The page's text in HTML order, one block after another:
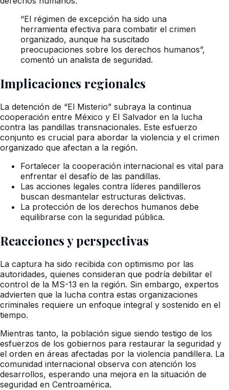
“El régimen de excepción ha sido una
herramienta efectiva para combatir el crimen
organizado, aunque ha suscitado
preocupaciones sobre los derechos humanos”,
comentó un analista de seguridad.
Implicaciones regionales
La detención de “El Misterio” subraya la continua
cooperación entre México y El Salvador en la lucha
contra las pandillas transnacionales. Este esfuerzo
conjunto es crucial para abordar la violencia y el crimen
organizado que afectan a la región.
Fortalecer la cooperación internacional es vital para
enfrentar el desafío de las pandillas.
Las acciones legales contra líderes pandilleros
buscan desmantelar estructuras delictivas.
La protección de los derechos humanos debe
equilibrarse con la seguridad pública.
Reacciones y perspectivas
La captura ha sido recibida con optimismo por las
autoridades, quienes consideran que podría debilitar el
control de la MS-13 en la región. Sin embargo, expertos
advierten que la lucha contra estas organizaciones
criminales requiere un enfoque integral y sostenido en el
tiempo.
Mientras tanto, la población sigue siendo testigo de los
esfuerzos de los gobiernos para restaurar la seguridad y
el orden en áreas afectadas por la violencia pandillera. La
comunidad internacional observa con atención los
desarrollos, esperando una mejora en la situación de
seguridad en Centroamérica.